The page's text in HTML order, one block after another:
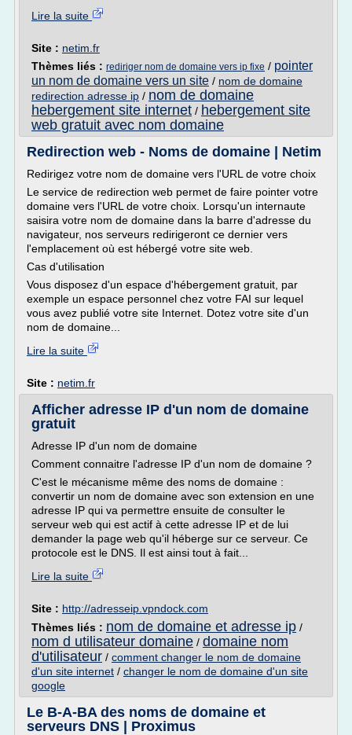
Lire la suite
Site : netim.fr
Thèmes liés : rediriger nom de domaine vers ip fixe / pointer
un nom de domaine vers un site / nom de domaine
redirection adresse ip / nom de domaine
hebergement site internet / hebergement site
web gratuit avec nom domaine
Redirection web - Noms de domaine | Netim
Redirigez votre nom de domaine vers l'URL de votre choix
Le service de redirection web permet de faire pointer votre
domaine vers l'URL de votre choix. Lorsqu'un internaute
saisira votre nom de domaine dans la barre d'adresse du
navigateur, nos serveurs redirigeront ce dernier vers
l'emplacement où est hébergé votre site web.
Cas d'utilisation
Vous disposez d'un espace d'hébergement gratuit, par
exemple un espace personnel chez votre FAI sur lequel
vous avez publié votre site Internet. Dotez votre site d'un
nom de domaine...
Lire la suite
Site : netim.fr
Afficher adresse IP d'un nom de domaine
gratuit
Adresse IP d'un nom de domaine
Comment connaitre l'adresse IP d'un nom de domaine ?
C'est le mécanisme même des noms de domaine :
convertir un nom de domaine avec son extension en une
adresse IP qui va permettre ensuite de consulter le
serveur web qui est actif à cette adresse IP et de lui
demander la page web qu'il héberge sur ce serveur. Ce
protocole est le DNS. Il est ainsi tout à fait...
Lire la suite
Site : http://adresseip.vpndock.com
Thèmes liés : nom de domaine et adresse ip /
nom d utilisateur domaine / domaine nom
d'utilisateur / comment changer le nom de domaine
d'un site internet / changer le nom de domaine d'un site
google
Le B-A-BA des noms de domaine et
serveurs DNS | Proximus